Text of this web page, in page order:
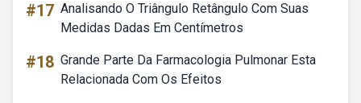
#17 Analisando O Triângulo Retângulo Com Suas
Medidas Dadas Em Centímetros
#18 Grande Parte Da Farmacologia Pulmonar Esta
Relacionada Com Os Efeitos